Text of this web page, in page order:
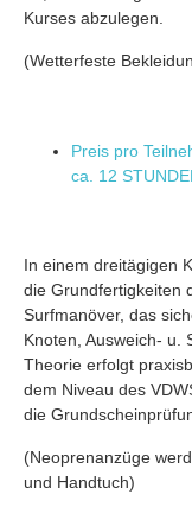
Kurses abzulegen.
(Wetterfeste
Preis pro
ca. 12
In einem dreitägigen
die Grundfertigkeiten
Surfmanöver, das
Knoten, Ausweich- u.
Theorie erfolgt
dem Niveau des
die
(Neoprenanzüge
und Handtuch)